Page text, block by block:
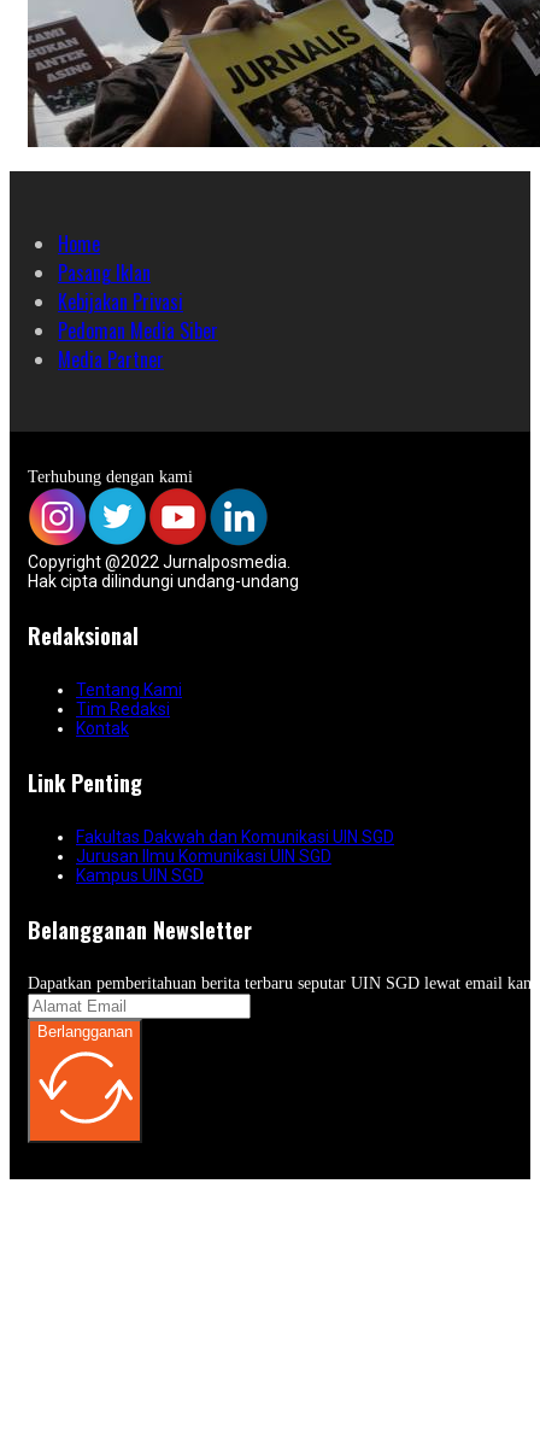
Home
Pasang Iklan
Kebijakan Privasi
Pedoman Media Siber
Media Partner
Terhubung dengan kami
Copyright @2022 Jurnalposmedia.
Hak cipta dilindungi undang-undang
Redaksional
Tentang Kami
Tim Redaksi
Kontak
Link Penting
Fakultas Dakwah dan Komunikasi UIN SGD
Jurusan Ilmu Komunikasi UIN SGD
Kampus UIN SGD
Belangganan Newsletter
Dapatkan pemberitahuan berita terbaru seputar UIN SGD lewat email
Berlangganan